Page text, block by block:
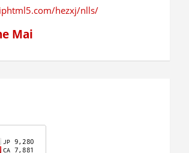
hezxj/nlls/
Mai